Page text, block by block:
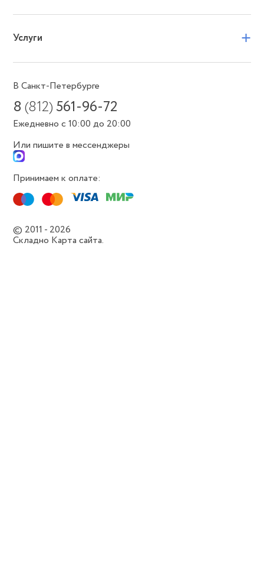
Услуги +
В Санкт-Петербурге
8(812) 561-96-72
Ежедневно с 10:00 до 20:00
Или пишите в мессенджеры
Принимаем к оплате:
© 2011 - 2026
Складно Карта сайта.